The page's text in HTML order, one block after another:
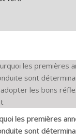
les premières
sont